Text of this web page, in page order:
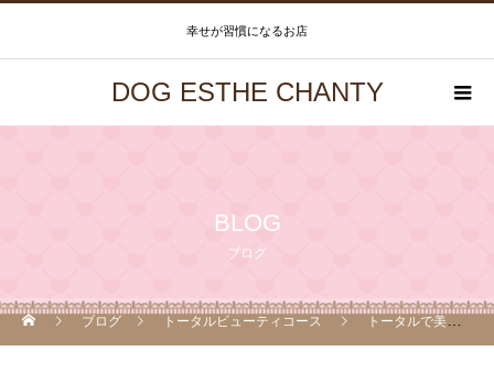
幸せが習慣になるお店
DOG ESTHE CHANTY
BLOG
ブログ
ブログ トータルビューティコース トータルで美しく☆.。.:*・